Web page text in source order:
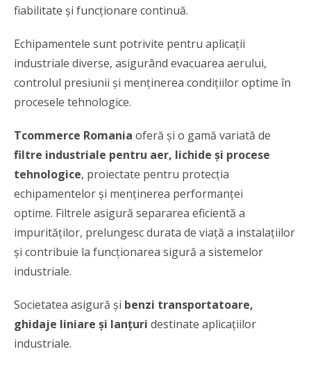
fiabilitate și funcționare continuă.
Echipamentele sunt potrivite pentru aplicații
industriale diverse, asigurând evacuarea aerului,
controlul presiunii și menținerea condițiilor optime în
procesele tehnologice.
Tcommerce Romania oferă și o gamă variată de
filtre industriale pentru aer, lichide și procese
tehnologice, proiectate pentru protecția
echipamentelor și menținerea performanței
optime. Filtrele asigură separarea eficientă a
impurităților, prelungesc durata de viață a instalațiilor
și contribuie la funcționarea sigură a sistemelor
industriale.
Societatea asigură și benzi transportatoare,
ghidaje liniare și lanțuri destinate aplicațiilor
industriale.